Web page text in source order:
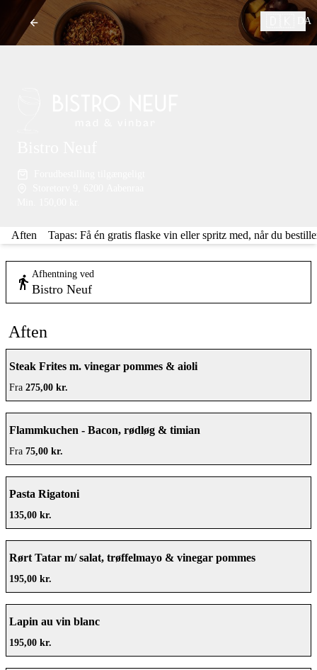
DA
Aften Tapas: Få én gratis flaske vin eller spritz med, når du
Afhentning ved
Bistro Neuf
Aften
Steak Frites m. vinegar pommes & aioli
Fra 275,00 kr.
Flammkuchen - Bacon, rødløg & timian
Fra 75,00 kr.
Pasta Rigatoni
135,00 kr.
Rørt Tatar m/ salat, trøffelmayo & vinegar pommes
195,00 kr.
Lapin au vin blanc
195,00 kr.